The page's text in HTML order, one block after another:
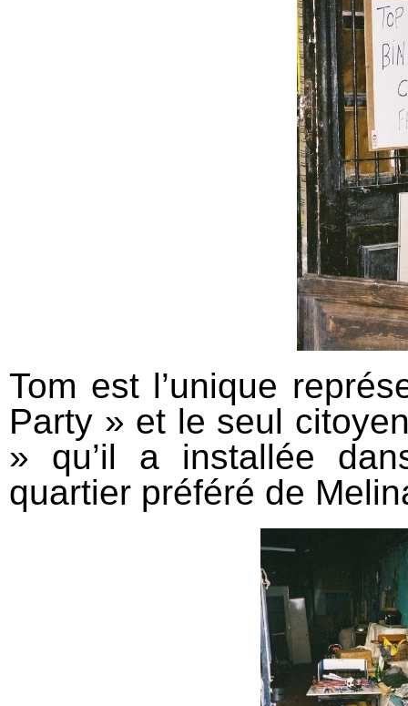
Tom est l’unique
Party » et le seul
» qu’il a installée
quartier préféré de